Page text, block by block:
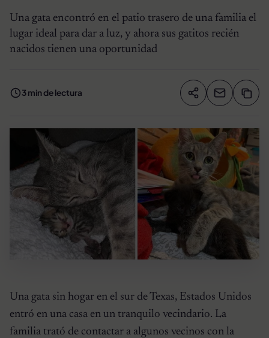
Una gata encontró en el patio trasero de una familia el
lugar ideal para dar a luz, y ahora sus gatitos recién
nacidos tienen una oportunidad
3 min de lectura Compartir
Una gata sin hogar en el sur de Texas, Estados Unidos
entró en una casa en un tranquilo vecindario. La
familia trató de contactar a algunos vecinos con la